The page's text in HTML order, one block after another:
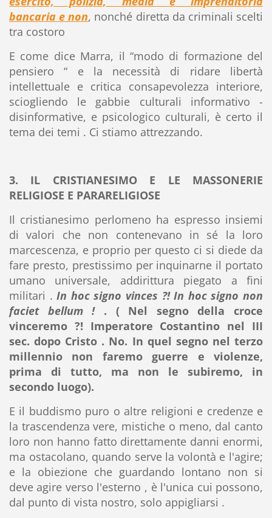
bancaria e non, nonché diretta da criminali scelti
tra costoro
E come dice Marra, il “modo di formazione del
pensiero “ e la necessità di ridare libertà
intellettuale e critica consapevolezza interiore,
sciogliendo le gabbie culturali informativo -
disinformative, e psicologico culturali, è certo il
tema dei temi . Ci stiamo attrezzando.
3. IL CRISTIANESIMO E LE MASSONERIE
RELIGIOSE E PARARELIGIOSE
Il cristianesimo perlomeno ha espresso insiemi
di valori che non contenevano in sé la loro
marcescenza, e proprio per questo ci si diede da
fare presto, prestissimo per inquinarne il portato
umano universale, addirittura piegato a fini
militari . In hoc signo vinces ?! In hoc signo non
faciet bellum !. ( Nel segno della croce
vinceremo ?! Imperatore Costantino nel III
sec. dopo Cristo . No. In quel segno nel terzo
millennio non faremo guerre e violenze,
prima di tutto, ma non le subiremo, in
secondo luogo).
E il buddismo puro o altre religioni e credenze e
la trascendenza vere, mistiche o meno, dal canto
loro non hanno fatto direttamente danni enormi,
ma ostacolano, quando serve la volontà e l'agire;
e la obiezione che guardando lontano non si
deve agire verso l'esterno , è l'unica cui possono,
dal punto di vista nostro, solo appigliarsi .